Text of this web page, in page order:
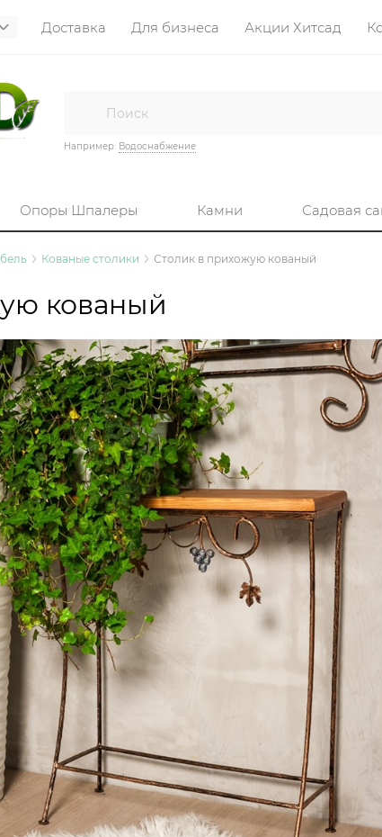
Доставка Для бизнеса Акции Хитсад
Например: Водоснабжение
Опоры Шпалеры Камни Садовая
Кованые cтолики Столик в прихожую кованый
кованый